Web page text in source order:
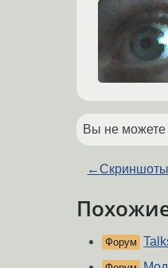
Вы не можете
←Скриншоты
Форум